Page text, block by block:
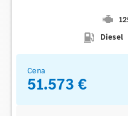
Diesel
Cena
51.573 €